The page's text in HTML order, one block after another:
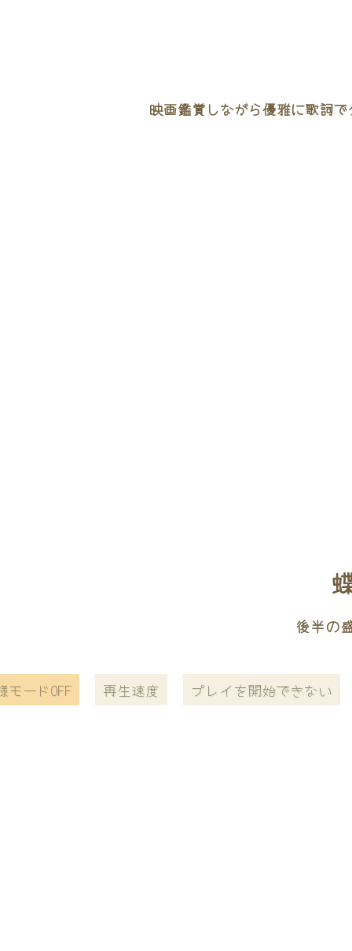
映画鑑賞しながら優雅に歌詞
後半の
モードOFF 再生速度 プレイを開始できない